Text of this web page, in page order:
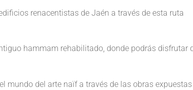
renacentistas de Jaén a través de esta ruta
hammam rehabilitado, donde podrás disfrutar
mundo del arte naïf a través de las obras